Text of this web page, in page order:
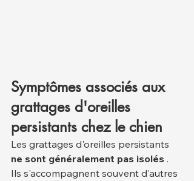
Symptômes associés aux
grattages d'oreilles
persistants chez le chien
Les grattages d'oreilles persistants
ne sont généralement pas isolés .
Ils s'accompagnent souvent d'autres